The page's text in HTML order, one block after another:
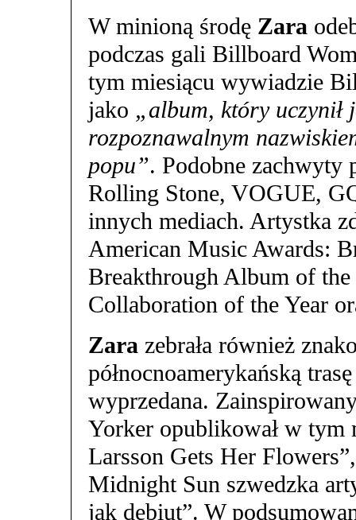
W minioną środę Zara
podczas gali Billboard
tym miesiącu wywiadzie
jako „album, który uczynił
rozpoznawalnym
popu”. Podobne zachwyty
Rolling Stone, VOGUE,
innych mediach. Artystka
American Music Awards:
Breakthrough Album of
Collaboration of the Year
Zara zebrała również
północnoamerykańską
wyprzedana.
Yorker opublikował w tym
Larsson Gets Her
Midnight Sun szwedzka
jak debiut”. W